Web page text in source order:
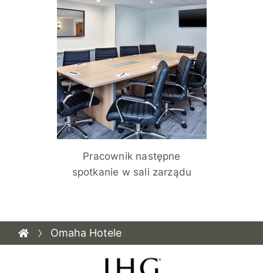
Pracownik następne
spotkanie w sali zarządu
Omaha Hotele